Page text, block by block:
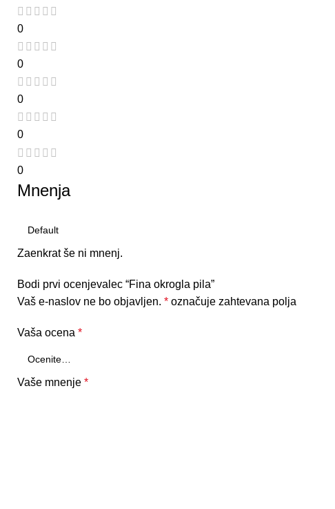
0
0
0
0
0
Mnenja
Zaenkrat še ni mnenj.
Bodi prvi ocenjevalec “Fina okrogla pila”
Vaš e-naslov ne bo objavljen. * označuje zahtevana polja
Vaša ocena *
Vaše mnenje *